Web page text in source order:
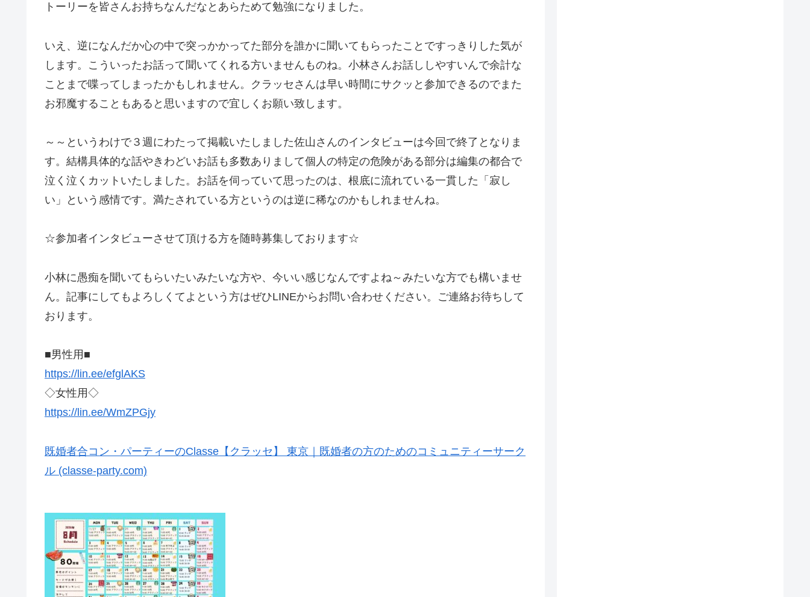
トーリーを皆さんお持ちなんだなとあらためて勉強になりました。
いえ、逆になんだか心の中で突っかかってた部分を誰かに聞いてもらったことですっきりした気が
します。こういったお話って聞いてくれる方いませんものね。小林さんお話ししやすいんで余計な
ことまで喋ってしまったかもしれません。クラッセさんは早い時間にサクッと参加できるのでまた
お邪魔することもあると思いますので宜しくお願い致します。
～～というわけで３週にわたって掲載いたしました佐山さんのインタビューは今回で終了となりま
す。結構具体的な話やきわどいお話も多数ありまして個人の特定の危険がある部分は編集の都合で
泣く泣くカットいたしました。お話を伺っていて思ったのは、根底に流れている一貫した「寂し
い」という感情です。満たされている方というのは逆に稀なのかもしれませんね。
☆参加者インタビューさせて頂ける方を随時募集しております☆
小林に愚痴を聞いてもらいたいみたいな方や、今いい感じなんですよね～みたいな方でも構いませ
ん。記事にしてもよろしくてよという方はぜひLINEからお問い合わせください。ご連絡お待ちして
おります。
■男性用■
https://lin.ee/efglAKS
◇女性用◇
https://lin.ee/WmZPGjy
既婚者合コン・パーティーのClasse【クラッセ】 東京｜既婚者の方のためのコミュニティーサーク
ル (classe-party.com)